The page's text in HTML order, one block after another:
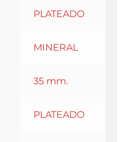
PLATEADO
MINERAL
35 mm.
PLATEADO